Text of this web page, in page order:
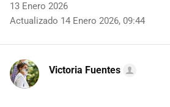
13 Enero 2026
Actualizado 14 Enero 2026, 09:44
Victoria Fuentes